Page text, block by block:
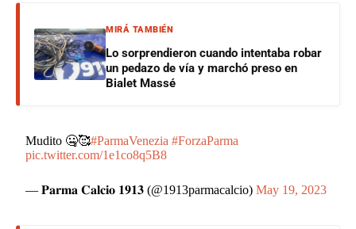
MIRÁ TAMBIÉN
Lo sorprendieron cuando intentaba robar
un pedazo de vía y marchó preso en
Bialet Massé
Mudito 🤐🥰#ParmaVenezia #ForzaParma
pic.twitter.com/1e1co8q5B8
— 𝐏𝐚𝐫𝐦𝐚 𝐂𝐚𝐥𝐜𝐢𝐨 𝟏𝟗𝟏𝟑 (@1913parmacalcio)May 19, 2023